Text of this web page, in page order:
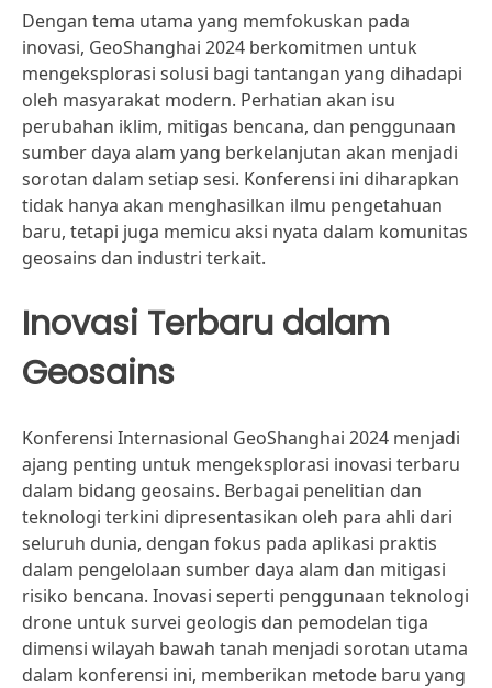
Dengan tema utama yang memfokuskan pada
inovasi, GeoShanghai 2024 berkomitmen untuk
mengeksplorasi solusi bagi tantangan yang dihadapi
oleh masyarakat modern. Perhatian akan isu
perubahan iklim, mitigas bencana, dan penggunaan
sumber daya alam yang berkelanjutan akan menjadi
sorotan dalam setiap sesi. Konferensi ini diharapkan
tidak hanya akan menghasilkan ilmu pengetahuan
baru, tetapi juga memicu aksi nyata dalam komunitas
geosains dan industri terkait.
Inovasi Terbaru dalam
Geosains
Konferensi Internasional GeoShanghai 2024 menjadi
ajang penting untuk mengeksplorasi inovasi terbaru
dalam bidang geosains. Berbagai penelitian dan
teknologi terkini dipresentasikan oleh para ahli dari
seluruh dunia, dengan fokus pada aplikasi praktis
dalam pengelolaan sumber daya alam dan mitigasi
risiko bencana. Inovasi seperti penggunaan teknologi
drone untuk survei geologis dan pemodelan tiga
dimensi wilayah bawah tanah menjadi sorotan utama
dalam konferensi ini, memberikan metode baru yang